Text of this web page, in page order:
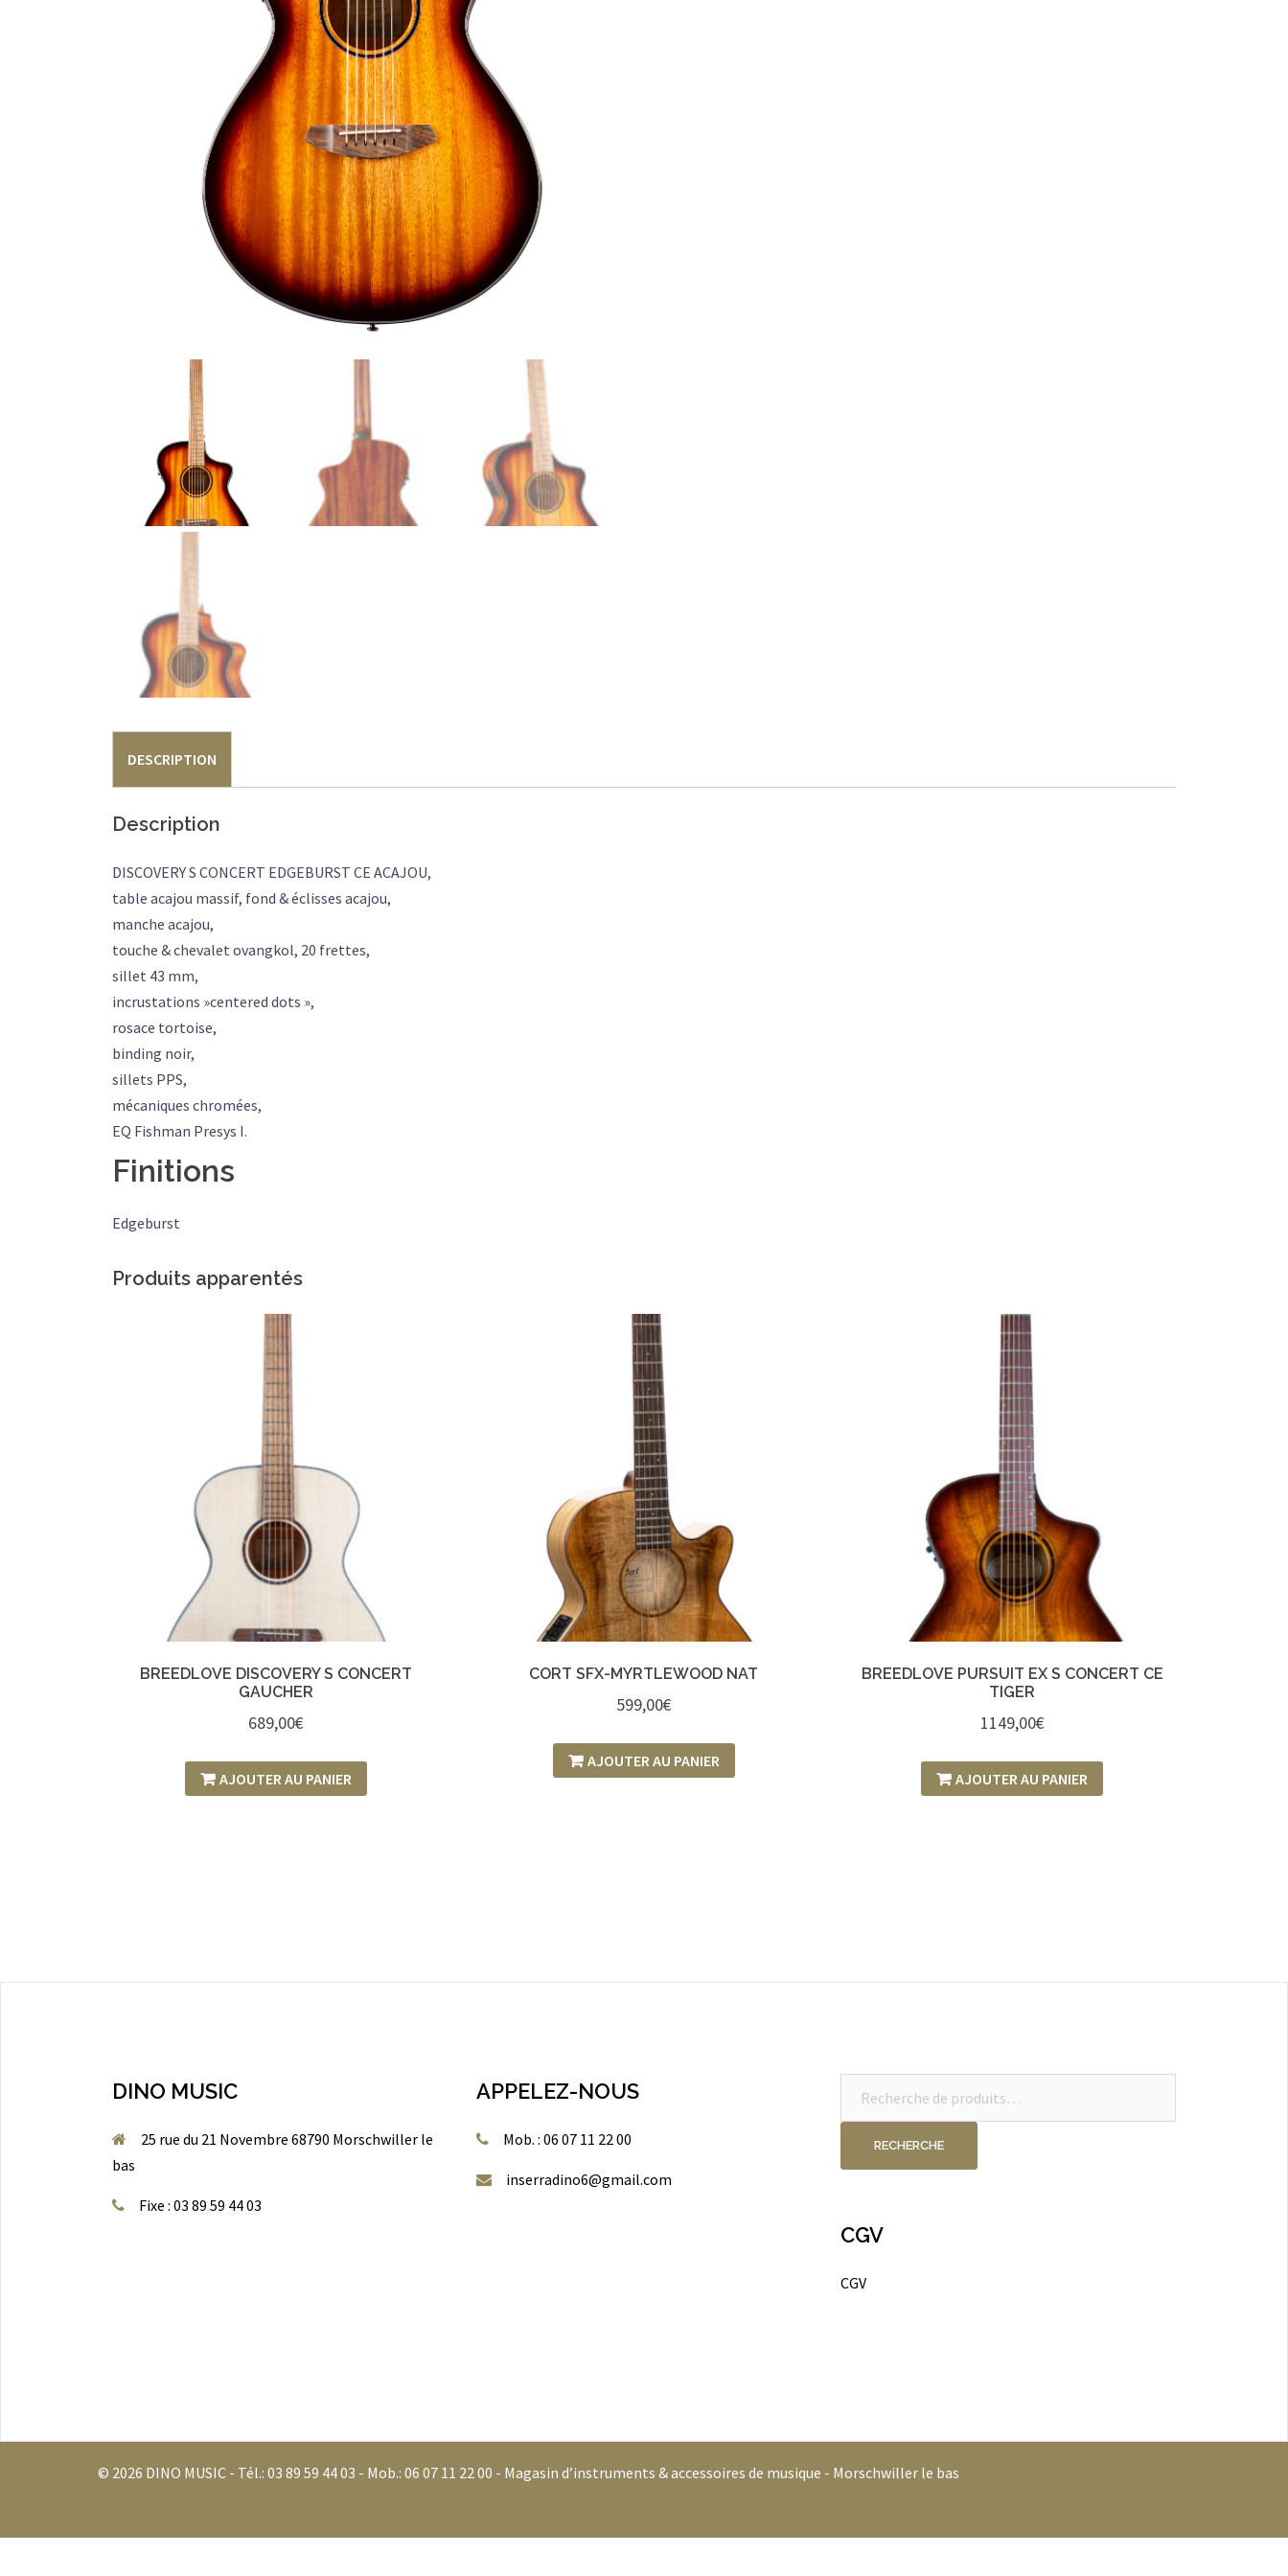
DESCRIPTION
Description
DISCOVERY S CONCERT EDGEBURST CE ACAJOU,
table acajou massif, fond & éclisses acajou,
manche acajou,
touche & chevalet ovangkol, 20 frettes,
sillet 43 mm,
incrustations »centered dots »,
rosace tortoise,
binding noir,
sillets PPS,
mécaniques chromées,
EQ Fishman Presys I.
Finitions
Edgeburst
Produits apparentés
BREEDLOVE DISCOVERY S CONCERT
GAUCHER
689,00€
AJOUTER AU PANIER
CORT SFX-MYRTLEWOOD NAT
599,00€
AJOUTER AU PANIER
BREEDLOVE PURSUIT EX S CONCERT CE
TIGER
1149,00€
AJOUTER AU PANIER
DINO MUSIC
25 rue du 21 Novembre 68790 Morschwiller le
bas
Fixe : 03 89 59 44 03
APPELEZ-NOUS
Mob. : 06 07 11 22 00
inserradino6@gmail.com
RECHERCHE
CGV
CGV
© 2026 DINO MUSIC - Tél.: 03 89 59 44 03 - Mob.: 06 07 11 22 00 - Magasin d’instruments & accessoires de musique - Morschwiller le bas